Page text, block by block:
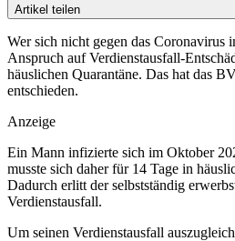
Artikel teilen
Wer sich nicht gegen das Coronavirus
Anspruch auf Verdienstausfall-
häuslichen Quarantäne. Das hat das
entschieden.
Anzeige
Ein Mann infizierte sich im Oktober
musste sich daher für 14 Tage in
Dadurch erlitt der selbstständig
Verdienstausfall.
Um seinen Verdienstausfall